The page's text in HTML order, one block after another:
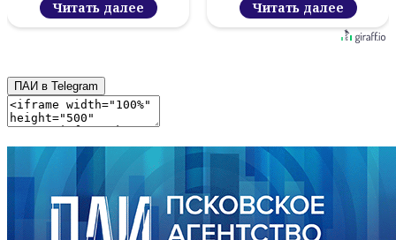
Читать далее Читать далее
ПАИ в Telegram